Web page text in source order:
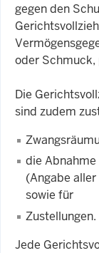
gegen den
oder Schmuck,
Die
sind zudem
die
(Angabe
sowie für
Zustellungen.
Jede